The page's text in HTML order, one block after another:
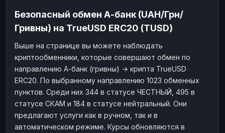
ДЕНЕЖНЫЕ ПЕРЕВОДЫ
ЗК USD
USD
ЗК
НАЛИЧНЫЕ ДЕНЬГИ
Наличные RUB Наличные
Безопасный обмен А-банк (UAH/Грн/
Гривны) на TrueUSD ERC20 (TUSD)
Выше на странице вы можете наблюдать
криптообменники, которые совершают обмен по
направлению А-банк (гривны) → крипта TrueUSD
ERC20. По выбранному направлению 1023 обменных
пунктов. Среди них 344 в статусе ЧЕСТНЫЙ, 495 в
статусе СКАМ и 184 в статусе нейтральный. Они
предлагают услуги как в ручном, так и в
автоматическом режиме. Курсы обновляются в